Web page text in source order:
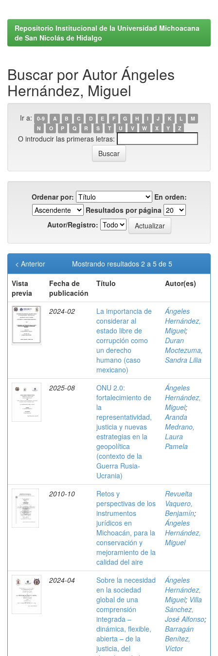
Repositorio Institucional de la Universidad Michoacana
de San Nicolás de Hidalgo
Buscar por Autor Ángeles
Hernández, Miguel
Ir a: 0-9 A B C D E F G H I J K L
M
N
O P Q R S T U V W X Y Z
O introducir las primeras letras:
Ordenar por:
En orden:
Resultados por página
Autor/Registro:
Mostrando resultados 2 a 5 de 5
< Anterior
Vista
previa
Fecha de
publicación
Título Autor(es)
2024-02
La importancia de
considerar al
estado libre de
corrupción como
un derecho
humano (caso
mexicano)
Ángeles
Hernández,
Miguel;
Duran
Moctezuma,
Sandra Lilia
2025-08
ONU 2.0:
fortalecimiento de
la
representatividad,
justicia y nuevas
estrategias en la
geopolítica
(contexto de la
Guerra Rusia-
Ucrania)
Ángeles
Hernández,
Miguel;
Aranda
Medrano,
Laura
Pamela
2010-10
Retos y
perspectivas de los
instrumentos
jurídicos en
Michoacán, para la
conservación y
mejoramiento de la
calidad del aire
Revuelta
Vaquero,
Benjamín;
Ángeles
Hernández,
Miguel
2024-04
Sobre la necesidad
en la sociedad
global de una
comprensión
integrada –
dinámica, flexible,
abierta – de la
justicia, del
Ángeles
Hernández,
Miguel; Villa
Sánchez,
José Alfonso;
Barragán
Benítez,
Víctor